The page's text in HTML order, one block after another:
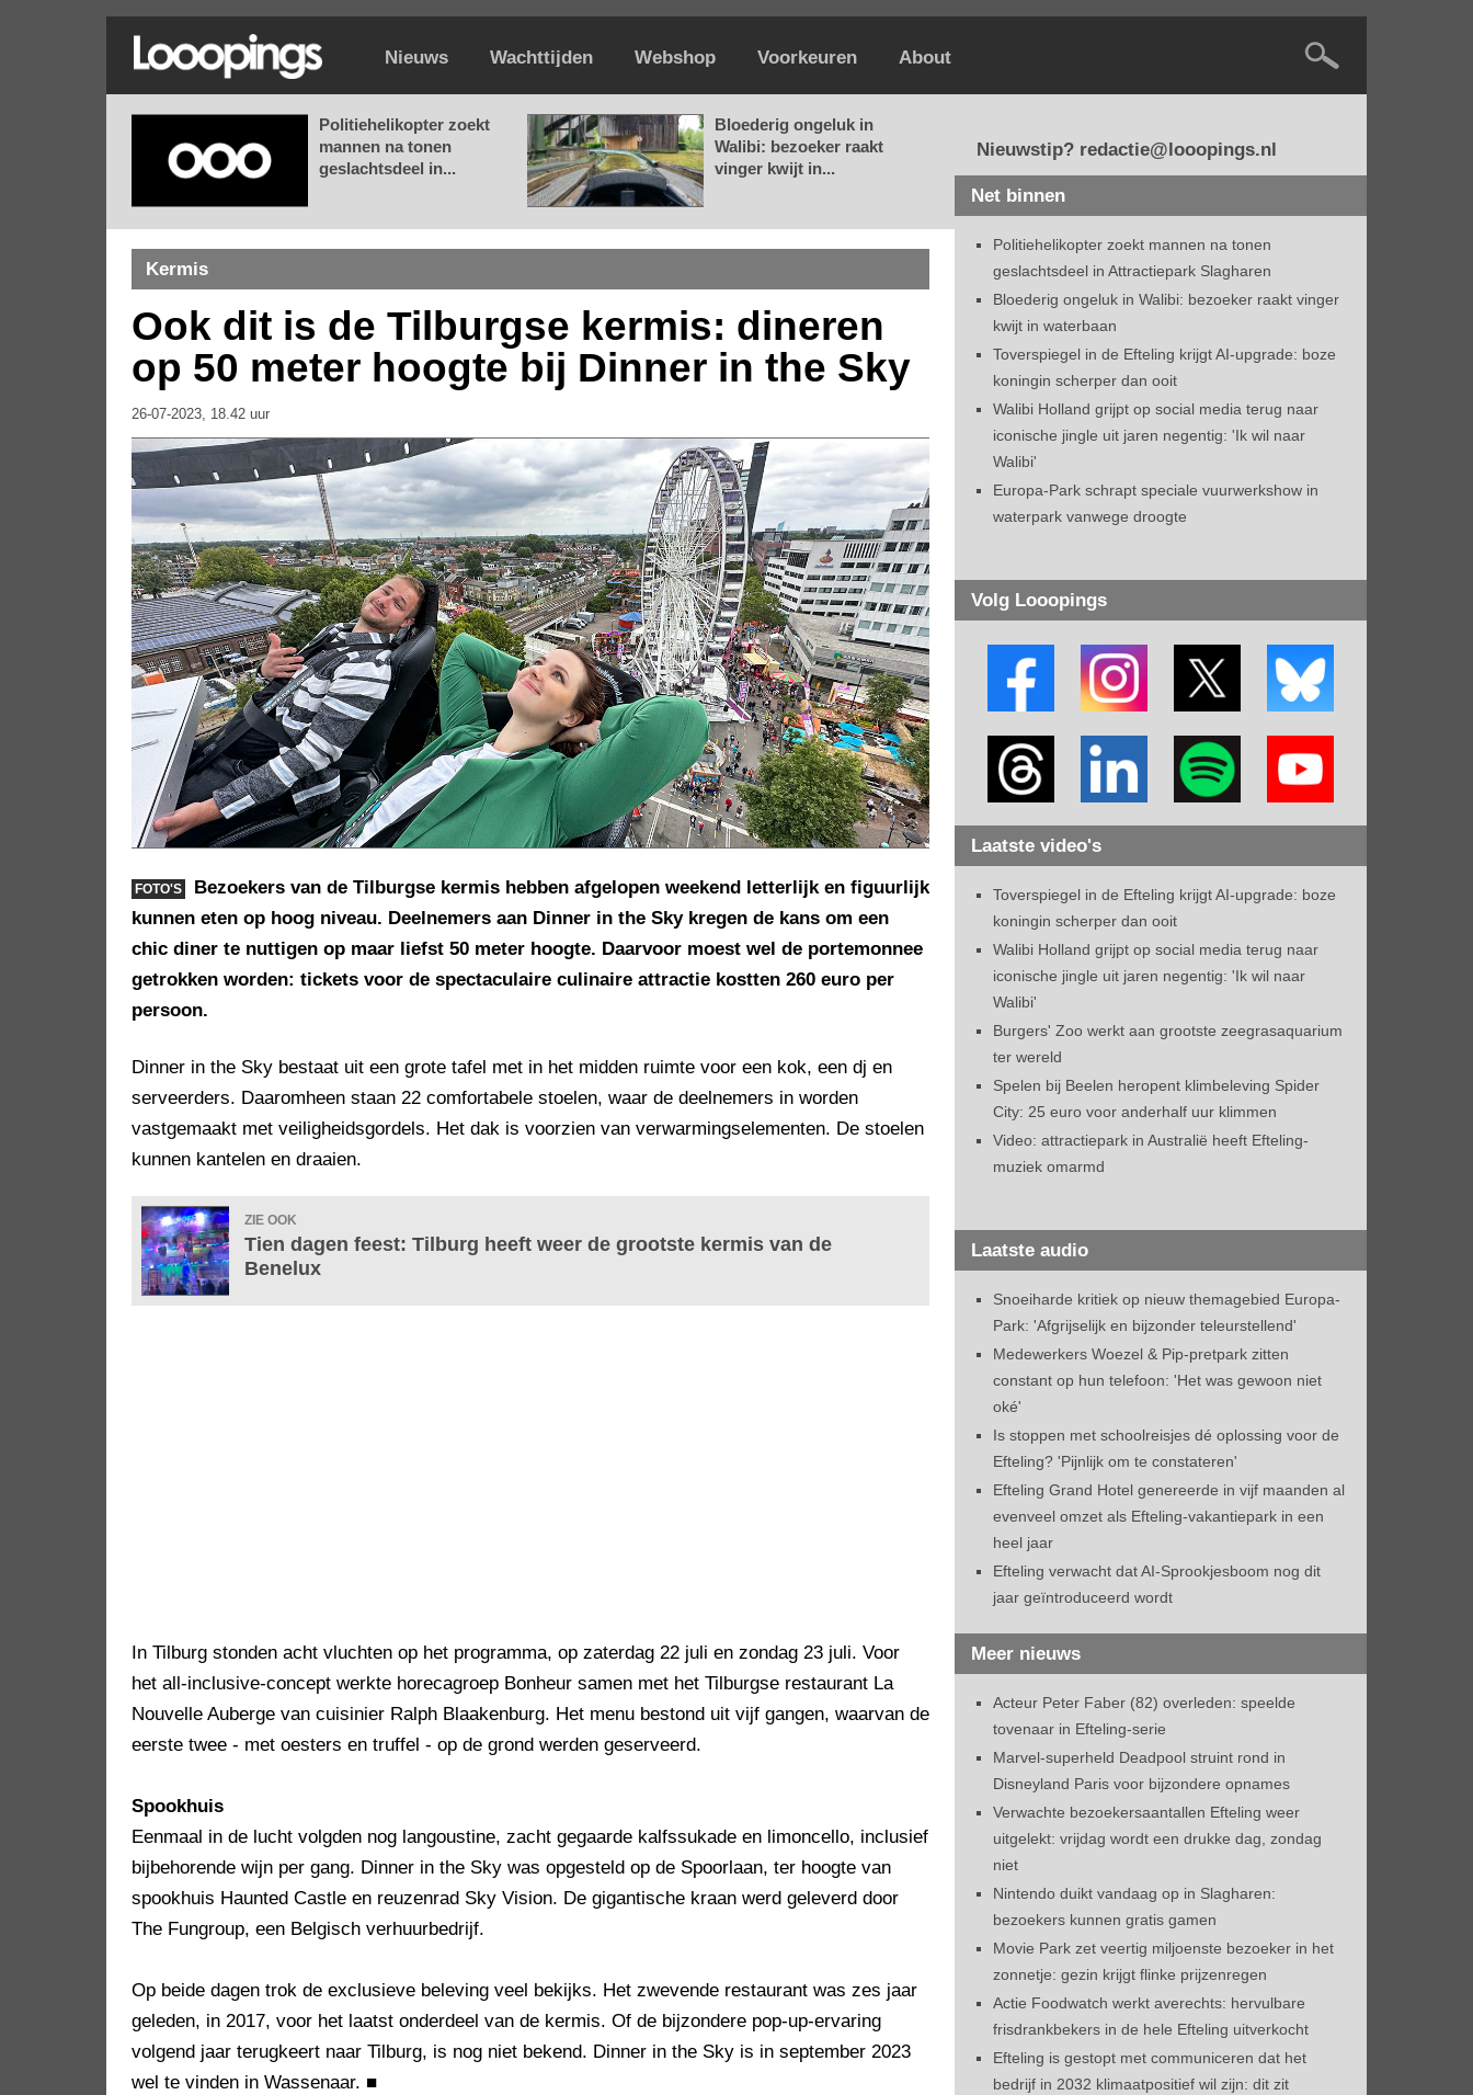
Nieuws Wachttijden Webshop Voorkeuren About
Politiehelikopter zoekt
mannen na tonen
geslachtsdeel in...
Bloederig ongeluk in
Walibi: bezoeker raakt
vinger kwijt in...
Kermis
Ook dit is de Tilburgse kermis: dineren
op 50 meter hoogte bij Dinner in the Sky
26-07-2023, 18.42 uur
FOTO'S
Bezoekers van de Tilburgse kermis hebben afgelopen weekend letterlijk en figuurlijk
kunnen eten op hoog niveau. Deelnemers aan Dinner in the Sky kregen de kans om een
chic diner te nuttigen op maar liefst 50 meter hoogte. Daarvoor moest wel de portemonnee
getrokken worden: tickets voor de spectaculaire culinaire attractie kostten 260 euro per
persoon.
Dinner in the Sky bestaat uit een grote tafel met in het midden ruimte voor een kok, een dj en
serveerders. Daaromheen staan 22 comfortabele stoelen, waar de deelnemers in worden
vastgemaakt met veiligheidsgordels. Het dak is voorzien van verwarmingselementen. De stoelen
kunnen kantelen en draaien.
ZIE OOK
Tien dagen feest: Tilburg heeft weer de grootste kermis van de
Benelux
In Tilburg stonden acht vluchten op het programma, op zaterdag 22 juli en zondag 23 juli. Voor
het all-inclusive-concept werkte horecagroep Bonheur samen met het Tilburgse restaurant La
Nouvelle Auberge van cuisinier Ralph Blaakenburg. Het menu bestond uit vijf gangen, waarvan de
eerste twee - met oesters en truffel - op de grond werden geserveerd.
Spookhuis
Eenmaal in de lucht volgden nog langoustine, zacht gegaarde kalfssukade en limoncello, inclusief
bijbehorende wijn per gang. Dinner in the Sky was opgesteld op de Spoorlaan, ter hoogte van
spookhuis Haunted Castle en reuzenrad Sky Vision. De gigantische kraan werd geleverd door
The Fungroup, een Belgisch verhuurbedrijf.
Op beide dagen trok de exclusieve beleving veel bekijks. Het zwevende restaurant was zes jaar
geleden, in 2017, voor het laatst onderdeel van de kermis. Of de bijzondere pop-up-ervaring
volgend jaar terugkeert naar Tilburg, is nog niet bekend. Dinner in the Sky is in september 2023
wel te vinden in Wassenaar. ■
Nieuwstip? redactie@looopings.nl
Net binnen
Politiehelikopter zoekt mannen na tonen
geslachtsdeel in Attractiepark Slagharen
Bloederig ongeluk in Walibi: bezoeker raakt vinger
kwijt in waterbaan
Toverspiegel in de Efteling krijgt AI-upgrade: boze
koningin scherper dan ooit
Walibi Holland grijpt op social media terug naar
iconische jingle uit jaren negentig: 'Ik wil naar
Walibi'
Europa-Park schrapt speciale vuurwerkshow in
waterpark vanwege droogte
Volg Looopings
Laatste video's
Toverspiegel in de Efteling krijgt AI-upgrade: boze
koningin scherper dan ooit
Walibi Holland grijpt op social media terug naar
iconische jingle uit jaren negentig: 'Ik wil naar
Walibi'
Burgers' Zoo werkt aan grootste zeegrasaquarium
ter wereld
Spelen bij Beelen heropent klimbeleving Spider
City: 25 euro voor anderhalf uur klimmen
Video: attractiepark in Australië heeft Efteling-
muziek omarmd
Laatste audio
Snoeiharde kritiek op nieuw themagebied Europa-
Park: 'Afgrijselijk en bijzonder teleurstellend'
Medewerkers Woezel & Pip-pretpark zitten
constant op hun telefoon: 'Het was gewoon niet
oké'
Is stoppen met schoolreisjes dé oplossing voor de
Efteling? 'Pijnlijk om te constateren'
Efteling Grand Hotel genereerde in vijf maanden al
evenveel omzet als Efteling-vakantiepark in een
heel jaar
Efteling verwacht dat AI-Sprookjesboom nog dit
jaar geïntroduceerd wordt
Meer nieuws
Acteur Peter Faber (82) overleden: speelde
tovenaar in Efteling-serie
Marvel-superheld Deadpool struint rond in
Disneyland Paris voor bijzondere opnames
Verwachte bezoekersaantallen Efteling weer
uitgelekt: vrijdag wordt een drukke dag, zondag
niet
Nintendo duikt vandaag op in Slagharen:
bezoekers kunnen gratis gamen
Movie Park zet veertig miljoenste bezoeker in het
zonnetje: gezin krijgt flinke prijzenregen
Actie Foodwatch werkt averechts: hervulbare
frisdrankbekers in de hele Efteling uitverkocht
Efteling is gestopt met communiceren dat het
bedrijf in 2032 klimaatpositief wil zijn: dit zit